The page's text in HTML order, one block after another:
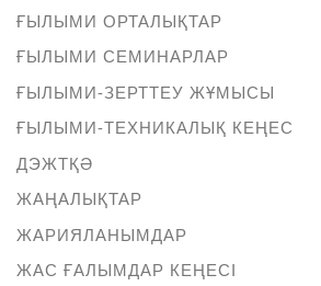
ҒЫЛЫМИ ОРТАЛЫҚТАР
ҒЫЛЫМИ СЕМИНАРЛАР
ҒЫЛЫМИ-ЗЕРТТЕУ ЖҰМЫСЫ
ҒЫЛЫМИ-ТЕХНИКАЛЫҚ КЕҢЕС
ДЭЖТҚӘ
ЖАҢАЛЫҚТАР
ЖАРИЯЛАНЫМДАР
ЖАС ҒАЛЫМДАР КЕҢЕСІ